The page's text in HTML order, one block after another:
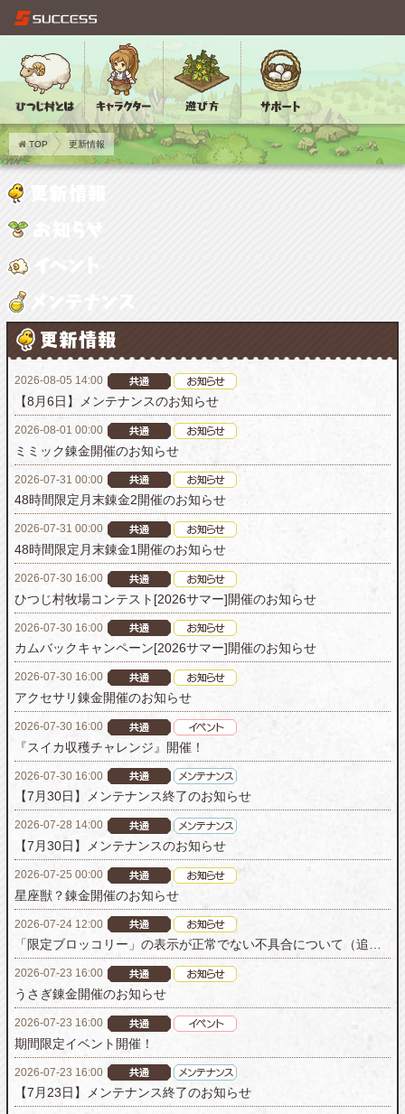
TOP 更新情報
2026-08-05 14:00
【8月6日】メンテナンスのお知らせ
2026-08-01 00:00
ミミック錬金開催のお知らせ
2026-07-31 00:00
48時間限定月末錬金2開催のお知らせ
2026-07-31 00:00
48時間限定月末錬金1開催のお知らせ
2026-07-30 16:00
ひつじ村牧場コンテスト[2026サマー]開催のお知らせ
2026-07-30 16:00
カムバックキャンペーン[2026サマー]開催のお知らせ
2026-07-30 16:00
アクセサリ錬金開催のお知らせ
2026-07-30 16:00
『スイカ収穫チャレンジ』開催！
2026-07-30 16:00
【7月30日】メンテナンス終了のお知らせ
2026-07-28 14:00
【7月30日】メンテナンスのお知らせ
2026-07-25 00:00
星座獣？錬金開催のお知らせ
2026-07-24 12:00
「限定ブロッコリー」の表示が正常でない不具合について（追記）
2026-07-23 16:00
うさぎ錬金開催のお知らせ
2026-07-23 16:00
期間限定イベント開催！
2026-07-23 16:00
【7月23日】メンテナンス終了のお知らせ